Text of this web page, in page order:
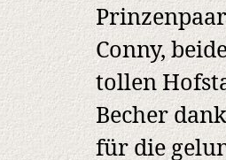
Conny,
tollen
Becher
für die